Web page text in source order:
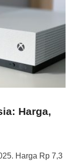
Harga,
Harga Rp 7,3